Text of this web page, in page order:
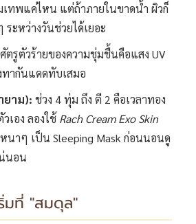
เทพแค่ไหน แต่ถ้าภายในขาดน้ำ ผิวก็
ะหว่างวันช่วยได้เยอะ
ศัตรูตัวร้ายของความชุ่มชื้นคือแสง UV
ากันแดดทับเสมอ
ยาม): ช่วง 4 ทุ่ม ถึง ตี 2 คือเวลาทอง
เอง ลองใช้ Rach Cream Exo Skin
นาๆ เป็น Sleeping Mask ก่อนนอนดู
นอน
มที่ "สมดุล"